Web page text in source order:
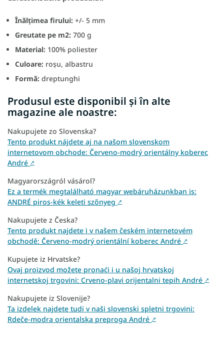
Înălțimea firului: +/- 5 mm
Greutate pe m2: 700 g
Material: 100% poliester
Culoare: roșu, albastru
Formă: dreptunghi
Produsul este disponibil și în alte
magazine ale noastre:
Nakupujete zo Slovenska?
Tento produkt nájdete aj na našom slovenskom
internetovom obchode: Červeno-modrý orientálny koberec
André ↗
Magyarországról vásárol?
Ez a termék megtalálható magyar webáruházunkban is:
ANDRÉ piros-kék keleti szőnyeg ↗
Nakupujete z Česka?
Tento produkt najdete i v našem českém internetovém
obchodě: Červeno-modrý orientální koberec André ↗
Kupujete iz Hrvatske?
Ovaj proizvod možete pronaći i u našoj hrvatskoj
internetskoj trgovini: Crveno-plavi orijentalni tepih André ↗
Nakupujete iz Slovenije?
Ta izdelek najdete tudi v naši slovenski spletni trgovini:
Rdeče-modra orientalska preproga André ↗